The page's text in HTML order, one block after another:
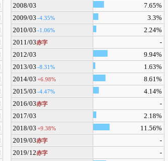
2008/03
7.65%
2009/03 -4.35%
3.3%
2010/03 -1.06%
2.24%
2011/03赤字
-
2012/03
9.94%
2013/03 -8.31%
1.63%
2014/03 +6.98%
8.61%
2015/03 -4.47%
4.14%
2016/03赤字
-
2017/03
2.18%
2018/03 +9.38%
11.56%
2019/03赤字
-
2019/12赤字
-